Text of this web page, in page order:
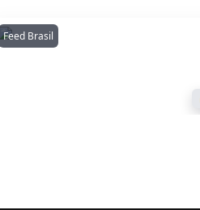
Feed BrasilAmazonianarede
1053